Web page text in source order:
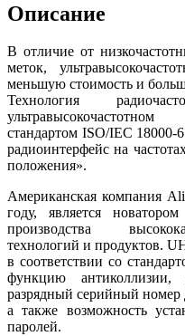
Описание
В отличие от
меток,
меньшую стоимость и
Технология
стандартом ISO/IEC 18000-
радиоинтерфейс на
положения».
Американская компания
году, является
производства
технологий и продуктов.
в соответствии со
функцию
разрядный серийный
а также возможность
паролей.